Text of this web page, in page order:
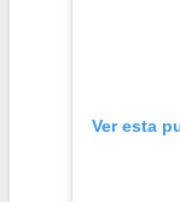
Ver esta